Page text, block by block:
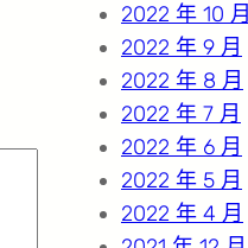
2022 年 10 月
2022 年 9 月
2022 年 8 月
2022 年 7 月
2022 年 6 月
2022 年 5 月
2022 年 4 月